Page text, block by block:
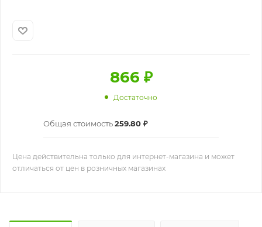
866 ₽
Достаточно
Общая стоимость259.80 ₽
Цена действительна только для интернет-магазина и может
отличаться от цен в розничных магазинах